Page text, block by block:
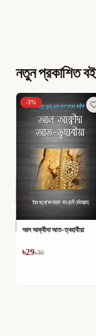
নতুন প্রকাশিত বই
-3%
আল আক্বীদা আত-ত্বহাবীয়া
৳29৳30